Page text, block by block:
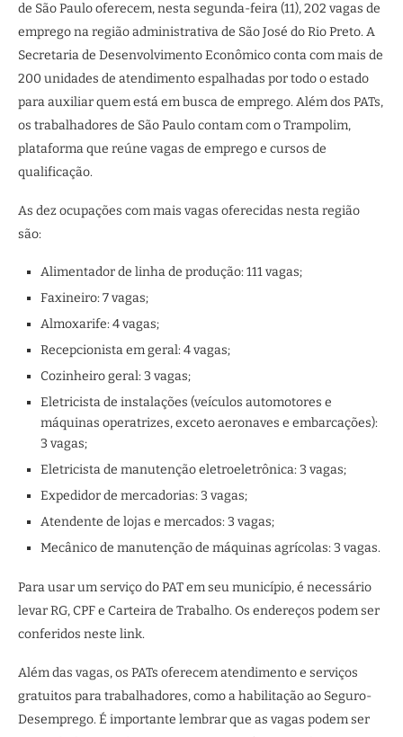
de São Paulo oferecem, nesta segunda-feira (11), 202 vagas de
emprego na região administrativa de São José do Rio Preto. A
Secretaria de Desenvolvimento Econômico conta com mais de
200 unidades de atendimento espalhadas por todo o estado
para auxiliar quem está em busca de emprego. Além dos PATs,
os trabalhadores de São Paulo contam com o Trampolim,
plataforma que reúne vagas de emprego e cursos de
qualificação.
As dez ocupações com mais vagas oferecidas nesta região
são:
Alimentador de linha de produção: 111 vagas;
Faxineiro: 7 vagas;
Almoxarife: 4 vagas;
Recepcionista em geral: 4 vagas;
Cozinheiro geral: 3 vagas;
Eletricista de instalações (veículos automotores e
máquinas operatrizes, exceto aeronaves e embarcações):
3 vagas;
Eletricista de manutenção eletroeletrônica: 3 vagas;
Expedidor de mercadorias: 3 vagas;
Atendente de lojas e mercados: 3 vagas;
Mecânico de manutenção de máquinas agrícolas: 3 vagas.
Para usar um serviço do PAT em seu município, é necessário
levar RG, CPF e Carteira de Trabalho. Os endereços podem ser
conferidos neste link.
Além das vagas, os PATs oferecem atendimento e serviços
gratuitos para trabalhadores, como a habilitação ao Seguro-
Desemprego. É importante lembrar que as vagas podem ser